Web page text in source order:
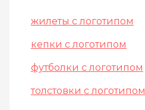
жилеты с логотипом
кепки с логотипом
футболки с логотипом
толстовки с логотипом